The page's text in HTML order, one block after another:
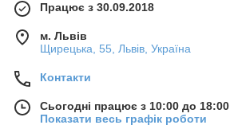
Працює з 30.09.2018
м. Львів
Щирецька, 55, Львів, Україна
Контакти
Сьогодні працює з 10:00 до 18:00
Показати весь графік роботи